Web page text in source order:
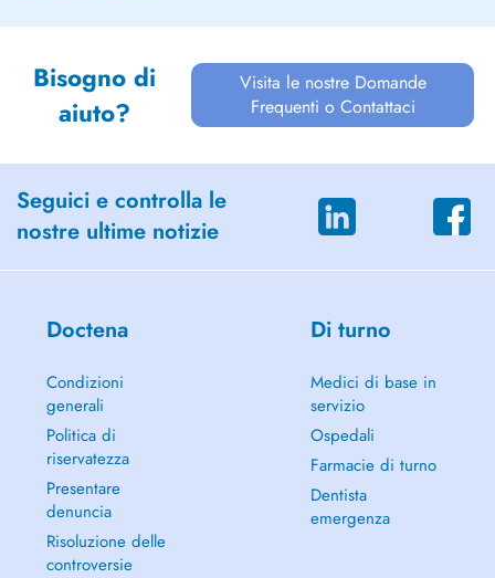
Bisogno di
aiuto?
Visita le nostre Domande
Frequenti o Contattaci
Seguici e controlla le
nostre ultime notizie
Doctena
Condizioni
generali
Politica di
riservatezza
Presentare
denuncia
Risoluzione delle
controversie
Di turno
Medici di base in
servizio
Ospedali
Farmacie di turno
Dentista
emergenza